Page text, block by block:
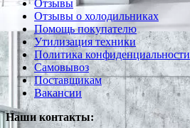
Отзывы
Отзывы о холодильниках
Помощь покупателю
Утилизация техники
Политика конфиденциальности
Самовывоз
Поставщикам
Вакансии
Наши контакты: